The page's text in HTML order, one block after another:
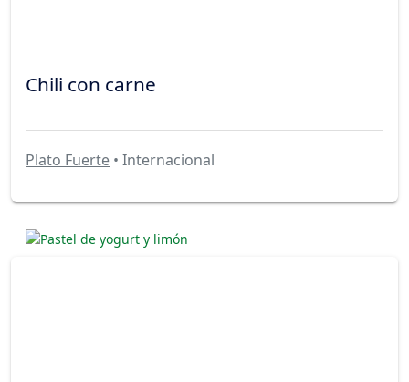
Chili con carne
Plato Fuerte • Internacional